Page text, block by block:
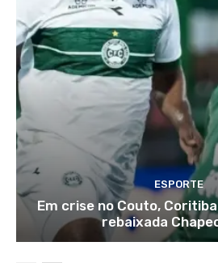
ESPORTE
Em crise no Couto,
rebaixada